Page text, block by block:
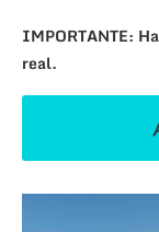
IMPORTANTE:
real.